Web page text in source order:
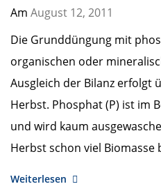
Am August 12, 2011
Die Grunddüngung mit
organischen oder
Ausgleich der Bilanz erfolgt
Herbst. Phosphat (P) ist im
und wird kaum
Herbst schon viel Biomasse
Weiterlesen